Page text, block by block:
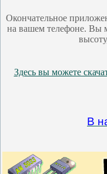
Окончательное
на вашем телефоне. Вы
Здесь вы можете
В